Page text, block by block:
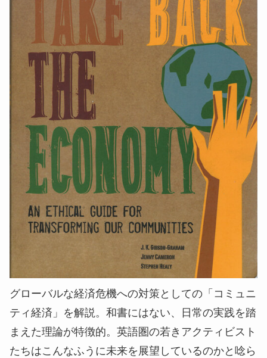
グローバルな経済危機への対策としての「コミュニ
ティ経済」を解説。和書にはない、日常の実践を踏
まえた理論が特徴的。英語圏の若きアクティビスト
たちはこんなふうに未来を展望しているのかと唸ら